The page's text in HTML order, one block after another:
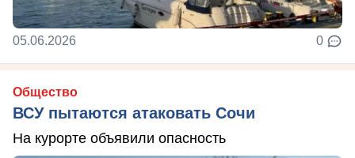
05.06.2026 0
Общество
ВСУ пытаются атаковать Сочи
На курорте объявили опасность